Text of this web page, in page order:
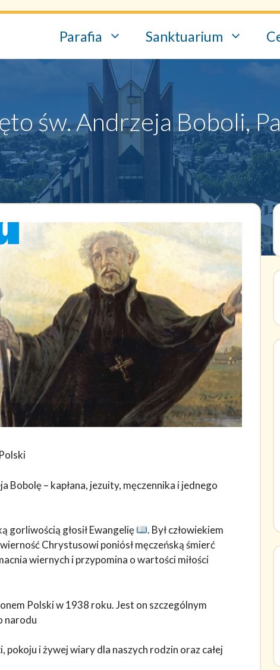
Parafia Sanktuarium
św. Andrzeja Boboli,
Bobolę – kapłana, jezuity, męczennika i jednego
gorliwością głosił Ewangelię
. Był człowiekiem
Chrystusowi poniósł męczeńską śmierć
wiernych i przypomina o wartości miłości
Polski w 1938 roku. Jest on szczególnym
narodu
i żywej wiary dla naszych rodzin oraz całej